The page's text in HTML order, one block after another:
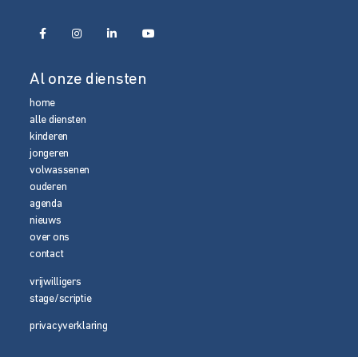
Al onze diensten
home
alle diensten
kinderen
jongeren
volwassenen
ouderen
agenda
nieuws
over ons
contact
vrijwilligers
stage/scriptie
privacyverklaring